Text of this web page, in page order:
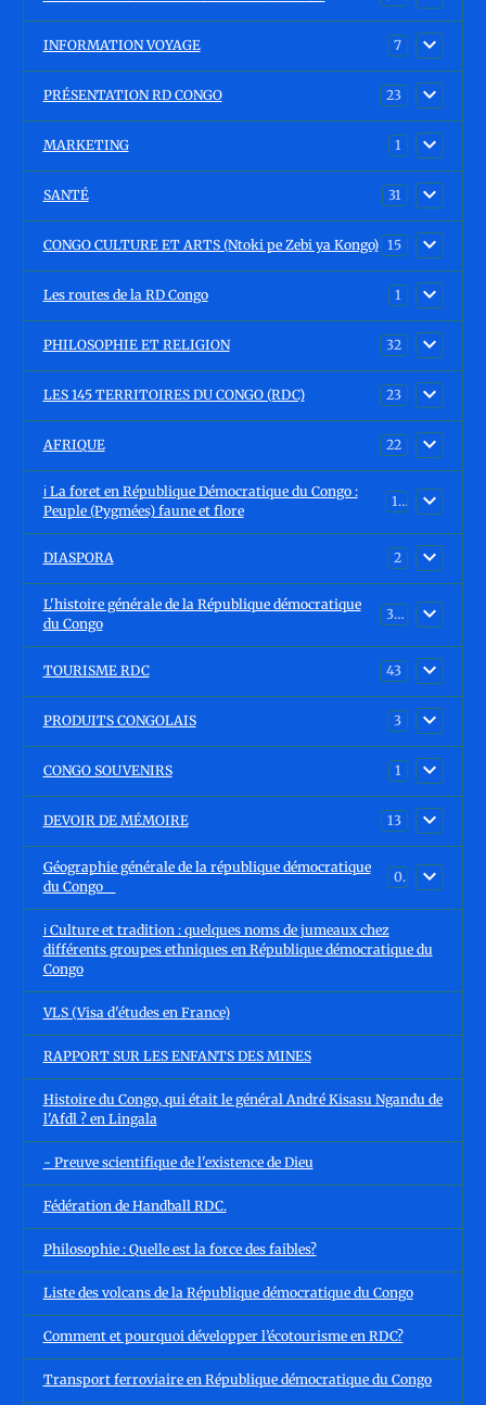
INFORMATION VOYAGE 7
PRÉSENTATION RD CONGO 23
MARKETING 1
SANTÉ 31
CONGO CULTURE ET ARTS (Ntoki pe Zebi ya Kongo) 15
Les routes de la RD Congo 1
PHILOSOPHIE ET RELIGION 32
LES 145 TERRITOIRES DU CONGO (RDC) 23
AFRIQUE 22
ℹ️ La foret en République Démocratique du Congo :
Peuple (Pygmées) faune et flore
15
DIASPORA 2
L'histoire générale de la République démocratique
du Congo
30
TOURISME RDC 43
PRODUITS CONGOLAIS 3
CONGO SOUVENIRS 1
DEVOIR DE MÉMOIRE 13
Géographie générale de la république démocratique
du Congo
0
ℹ️ Culture et tradition : quelques noms de jumeaux chez
différents groupes ethniques en République démocratique du
Congo
VLS (Visa d'études en France)
RAPPORT SUR LES ENFANTS DES MINES
Histoire du Congo, qui était le général André Kisasu Ngandu de
l'Afdl ? en Lingala
- Preuve scientifique de l'existence de Dieu
Fédération de Handball RDC.
Philosophie : Quelle est la force des faibles?
Liste des volcans de la République démocratique du Congo
Comment et pourquoi développer l’écotourisme en RDC?
Transport ferroviaire en République démocratique du Congo